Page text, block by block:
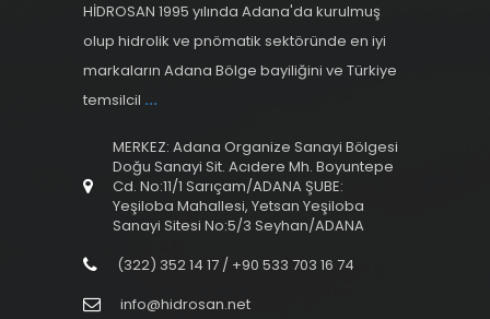
HİDROSAN 1995 yılında Adana'da kurulmuş
olup hidrolik ve pnömatik sektöründe en iyi
markaların Adana Bölge bayiliğini ve Türkiye
temsilcil ...
MERKEZ: Adana Organize Sanayi Bölgesi
Doğu Sanayi Sit. Acıdere Mh. Boyuntepe
Cd. No:11/1 Sarıçam/ADANA ŞUBE:
Yeşiloba Mahallesi, Yetsan Yeşiloba
Sanayi Sitesi No:5/3 Seyhan/ADANA
(322) 352 14 17 / +90 533 703 16 74
info@hidrosan.net